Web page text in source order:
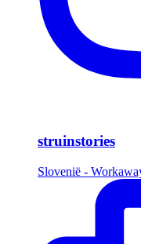
struinstories
Slovenië -